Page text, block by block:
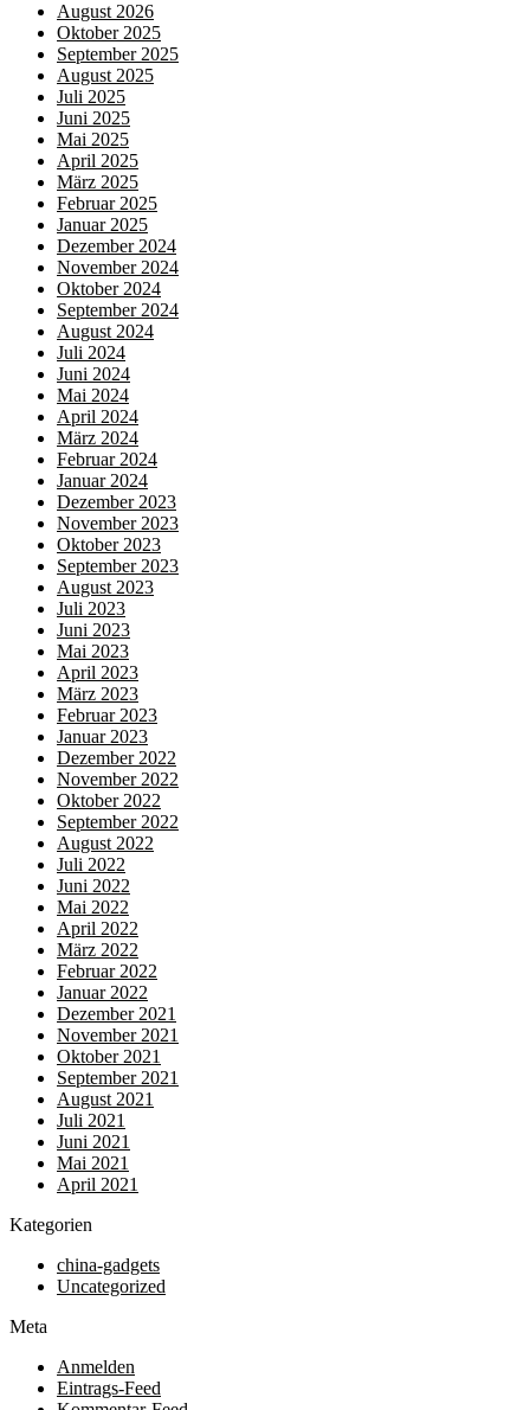
August 2026
Oktober 2025
September 2025
August 2025
Juli 2025
Juni 2025
Mai 2025
April 2025
März 2025
Februar 2025
Januar 2025
Dezember 2024
November 2024
Oktober 2024
September 2024
August 2024
Juli 2024
Juni 2024
Mai 2024
April 2024
März 2024
Februar 2024
Januar 2024
Dezember 2023
November 2023
Oktober 2023
September 2023
August 2023
Juli 2023
Juni 2023
Mai 2023
April 2023
März 2023
Februar 2023
Januar 2023
Dezember 2022
November 2022
Oktober 2022
September 2022
August 2022
Juli 2022
Juni 2022
Mai 2022
April 2022
März 2022
Februar 2022
Januar 2022
Dezember 2021
November 2021
Oktober 2021
September 2021
August 2021
Juli 2021
Juni 2021
Mai 2021
April 2021
Kategorien
china-gadgets
Uncategorized
Meta
Anmelden
Eintrags-Feed